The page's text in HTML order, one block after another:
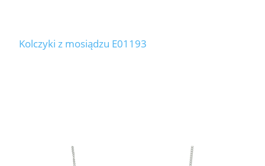
Kolczyki z mosiądzu E01193